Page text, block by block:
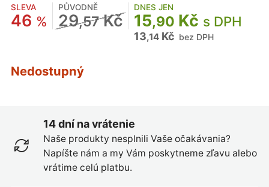
SLEVA
46 %
PŮVODNĚ
29,57Kč
DNES JEN
15,90 Kč s DPH
13,14Kč bez DPH
Nedostupný
14 dní na vrátenie
Naše produkty nesplnili Vaše očakávania?
Napíšte nám a my Vám poskytneme zľavu alebo
vrátime celú platbu.